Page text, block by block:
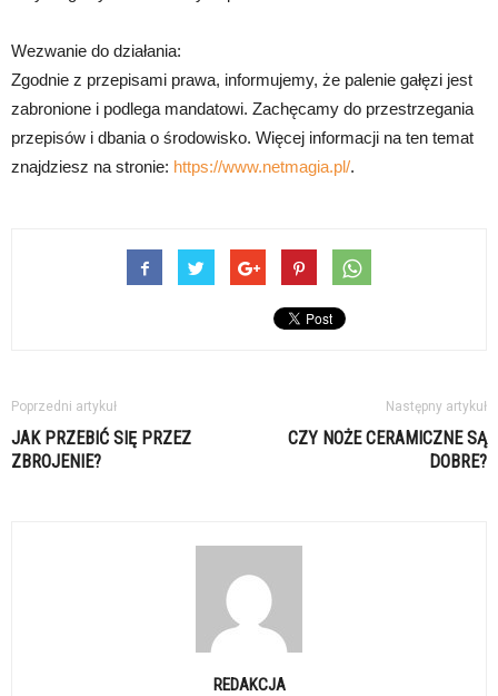
Wezwanie do działania:
Zgodnie z przepisami prawa, informujemy, że palenie gałęzi jest
zabronione i podlega mandatowi. Zachęcamy do przestrzegania
przepisów i dbania o środowisko. Więcej informacji na ten temat
znajdziesz na stronie: https://www.netmagia.pl/.
Poprzedni artykuł
JAK PRZEBIĆ SIĘ PRZEZ
ZBROJENIE?
Następny artykuł
CZY NOŻE CERAMICZNE SĄ
DOBRE?
REDAKCJA